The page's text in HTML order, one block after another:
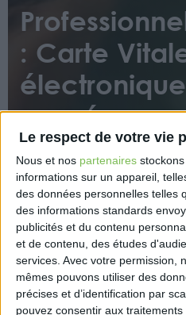
Le respect de votre vie
Nous et nos partenaires
informations sur un appareil,
des données personnelles telles
des informations standards
publicités et du contenu
et de contenu, des études
services. Avec votre permission,
mêmes pouvons utiliser des
précises et d’identification par
pouvez consentir aux
: Carte
personnes ?
Dans le prolongement
menée depuis 2019, la